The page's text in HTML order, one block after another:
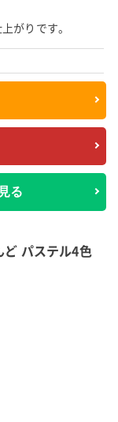
がりです。
る
パステル4色